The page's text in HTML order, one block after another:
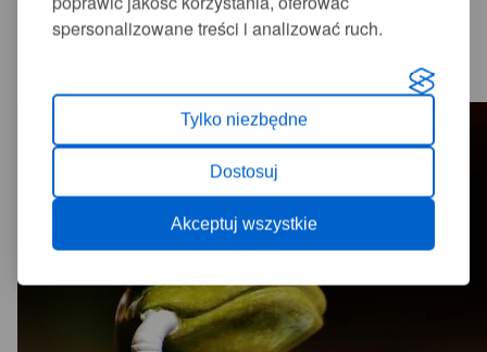
spersonalizowane treści i analizować ruch.
Tylko niezbędne
Dostosuj
Akceptuj wszystkie